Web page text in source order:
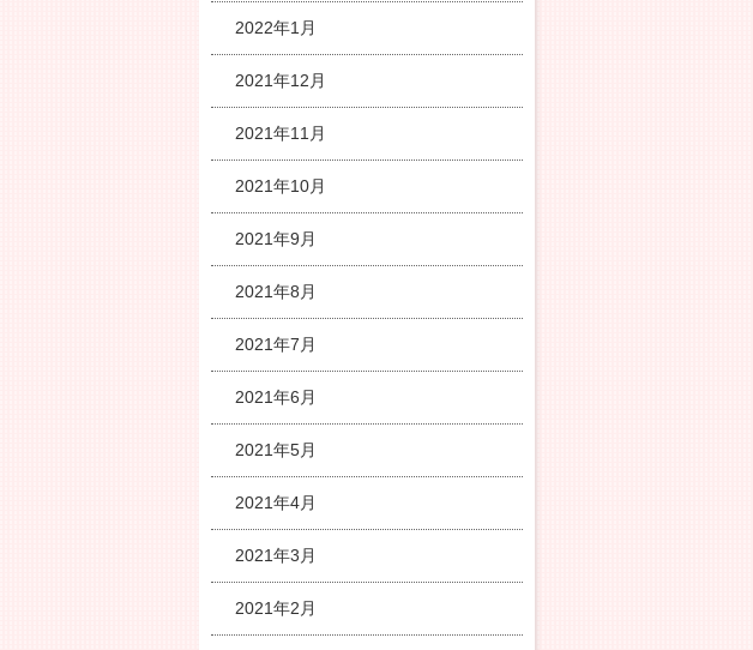
2022年1月
2021年12月
2021年11月
2021年10月
2021年9月
2021年8月
2021年7月
2021年6月
2021年5月
2021年4月
2021年3月
2021年2月